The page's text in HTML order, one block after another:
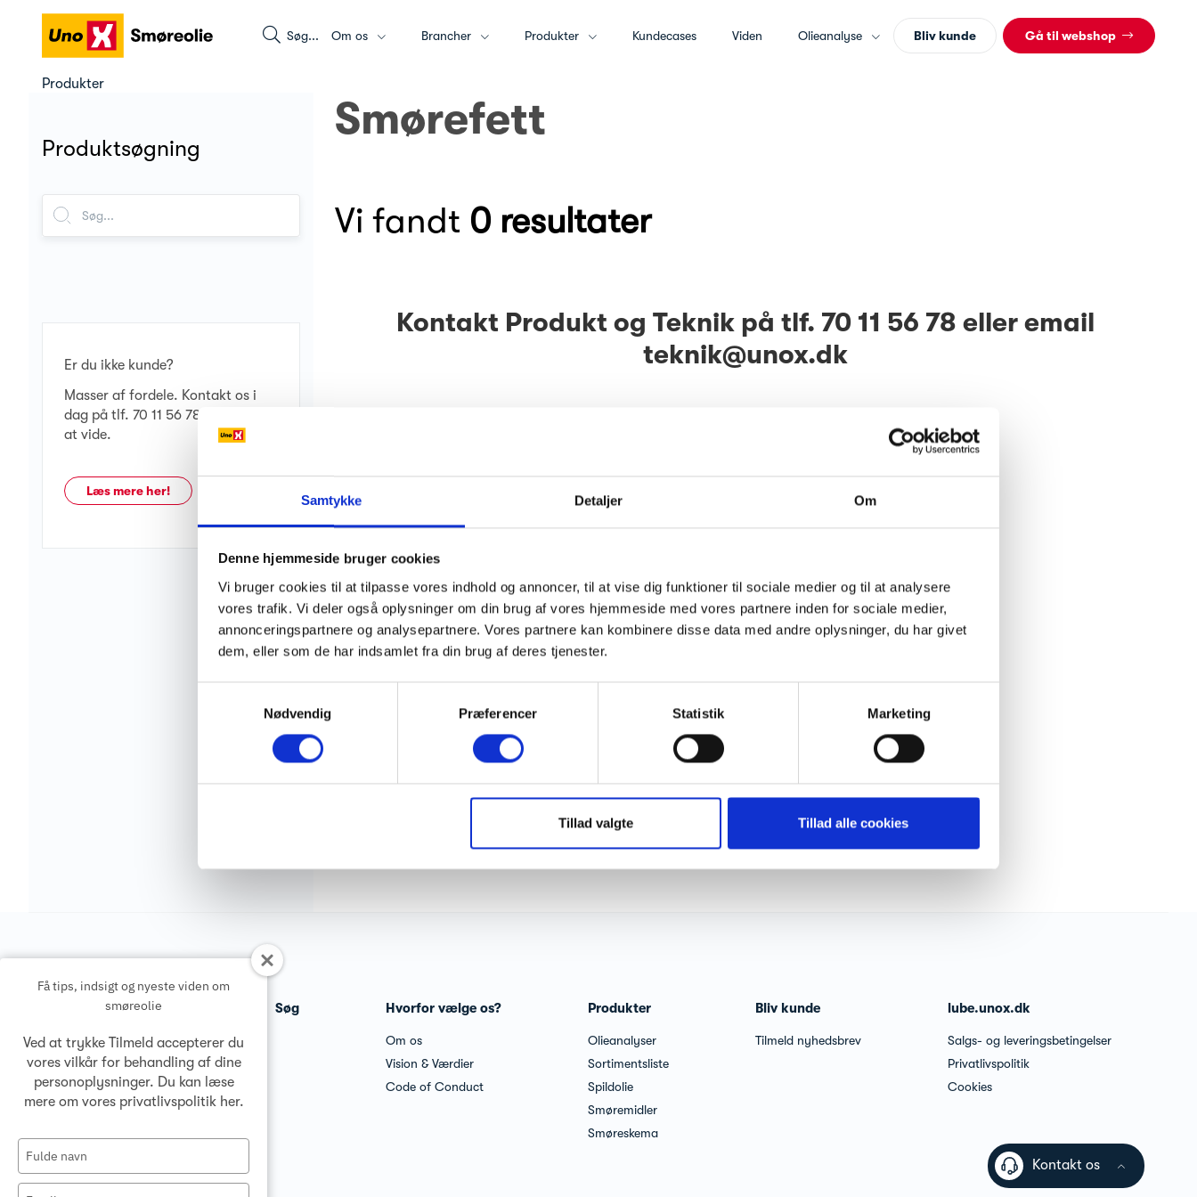
Samtykke Detaljer Om
Denne hjemmeside bruger cookies
Vi bruger cookies til at tilpasse vores indhold og annoncer, til at vise dig funktioner til sociale medier og til at analysere
vores trafik. Vi deler også oplysninger om din brug af vores hjemmeside med vores partnere inden for sociale medier,
annonceringspartnere og analysepartnere. Vores partnere kan kombinere disse data med andre oplysninger, du har givet
dem, eller som de har indsamlet fra din brug af deres tjenester.
Nødvendig
Præferencer Statistik Marketing
Tillad valgte Tillad alle cookies
Få tips, indsigt og nyeste viden om
smøreolie
Ved at trykke Tilmeld accepterer du
vores vilkår for behandling af dine
personoplysninger. Du kan læse
mere om vores privatlivspolitik her.
name
Søg... Om os Brancher Produkter Kundecases Viden Olieanalyse Bliv kunde Gå til webshop
Produkter
Produktsøgning
Er du ikke kunde?
Masser af fordele. Kontakt os i
dag på tlf. 70 11 56 78 og få mere
at vide.
Læs mere her!
Smørefett
Vi fandt 0 resultater
Kontakt Produkt og Teknik på tlf. 70 11 56 78 eller email
teknik@unox.dk
Søg Hvorfor vælge os?
Om os
Vision & Værdier
Code of Conduct
Produkter
Olieanalyser
Sortimentsliste
Spildolie
Smøremidler
Smøreskema
Bliv kunde
Tilmeld nyhedsbrev
lube.unox.dk
Salgs- og leveringsbetingelser
Privatlivspolitik
Cookies
Kontakt os